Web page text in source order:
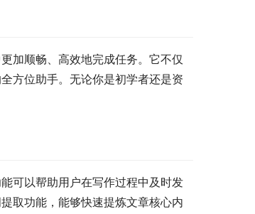
加顺畅、高效地完成任务。它不仅
方位助手。无论你是初学者还是资
可以帮助用户在写作过程中及时发
取功能，能够快速提炼文章核心内